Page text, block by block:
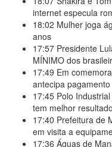
internet especula
18:02 Mulher joga
anos
17:57 Presidente
MÍNIMO dos
17:49 Em
antecipa
17:45 Polo
tem melhor
17:40 Prefeitura de
em visita a
17:36 Águas de